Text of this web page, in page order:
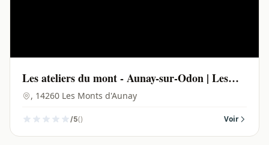
Les ateliers du mont - Aunay-sur-Odon | Les
Monts d'Aunay - 14260
, 14260 Les Monts d'Aunay
/5() Voir